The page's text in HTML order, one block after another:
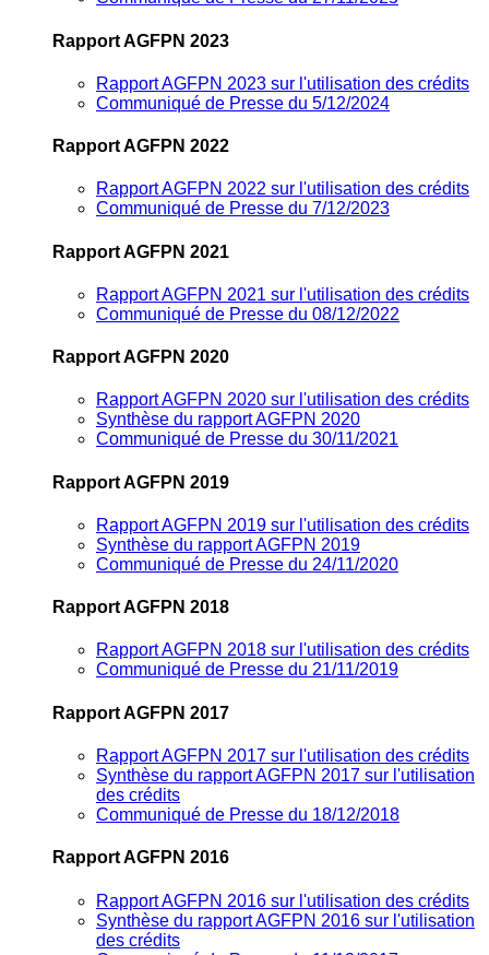
Rapport AGFPN 2023
Rapport AGFPN 2023 sur l'utilisation des crédits
Communiqué de Presse du 5/12/2024
Rapport AGFPN 2022
Rapport AGFPN 2022 sur l'utilisation des crédits
Communiqué de Presse du 7/12/2023
Rapport AGFPN 2021
Rapport AGFPN 2021 sur l'utilisation des crédits
Communiqué de Presse du 08/12/2022
Rapport AGFPN 2020
Rapport AGFPN 2020 sur l'utilisation des crédits
Synthèse du rapport AGFPN 2020
Communiqué de Presse du 30/11/2021
Rapport AGFPN 2019
Rapport AGFPN 2019 sur l'utilisation des crédits
Synthèse du rapport AGFPN 2019
Communiqué de Presse du 24/11/2020
Rapport AGFPN 2018
Rapport AGFPN 2018 sur l'utilisation des crédits
Communiqué de Presse du 21/11/2019
Rapport AGFPN 2017
Rapport AGFPN 2017 sur l'utilisation des crédits
Synthèse du rapport AGFPN 2017 sur l'utilisation
des crédits
Communiqué de Presse du 18/12/2018
Rapport AGFPN 2016
Rapport AGFPN 2016 sur l'utilisation des crédits
Synthèse du rapport AGFPN 2016 sur l'utilisation
des crédits